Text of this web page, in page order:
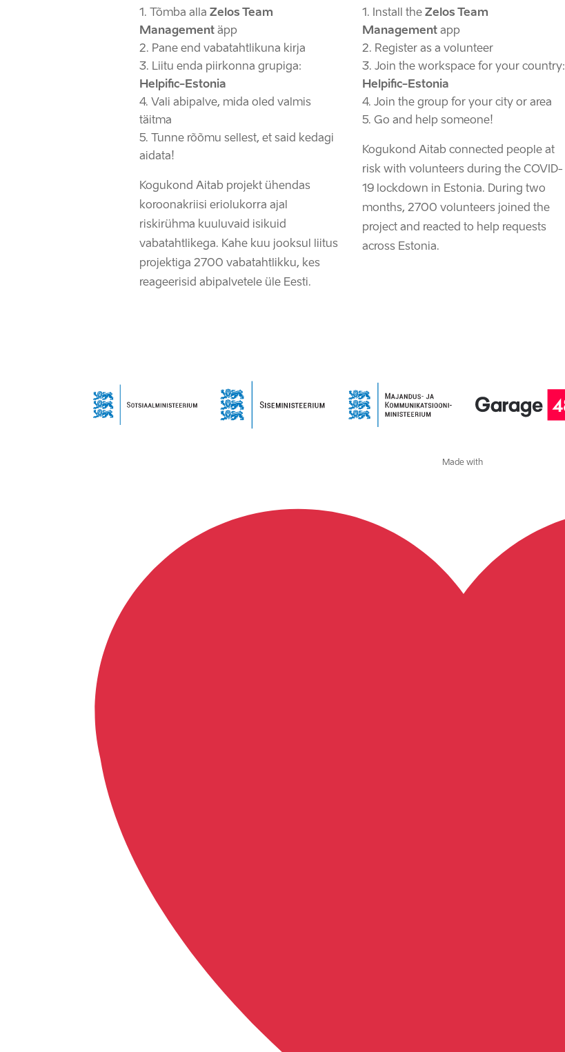
Tõmba alla Zelos Team
Managementäpp
Pane end vabatahtlikuna kirja
Liitu enda piirkonna grupiga:
Helpific-Estonia
Vali abipalve, mida oled valmis
täitma
Tunne rõõmu sellest, et said kedagi
aidata!
Kogukond Aitab projekt ühendas
koroonakriisi eriolukorra ajal
riskirühma kuuluvaid isikuid
vabatahtlikega. Kahe kuu jooksul liitus
projektiga 2700 vabatahtlikku, kes
reageerisid abipalvetele üle Eesti.
Install the Zelos Team
Managementapp
Register as a volunteer
Join the workspace for your country:
Helpific-Estonia
Join the group for your city or area
Go and help someone!
Kogukond Aitab connected people at
risk with volunteers during the COVID-
19 lockdown in Estonia. During two
months, 2700 volunteers joined the
project and reacted to help requests
across Estonia.
Made with